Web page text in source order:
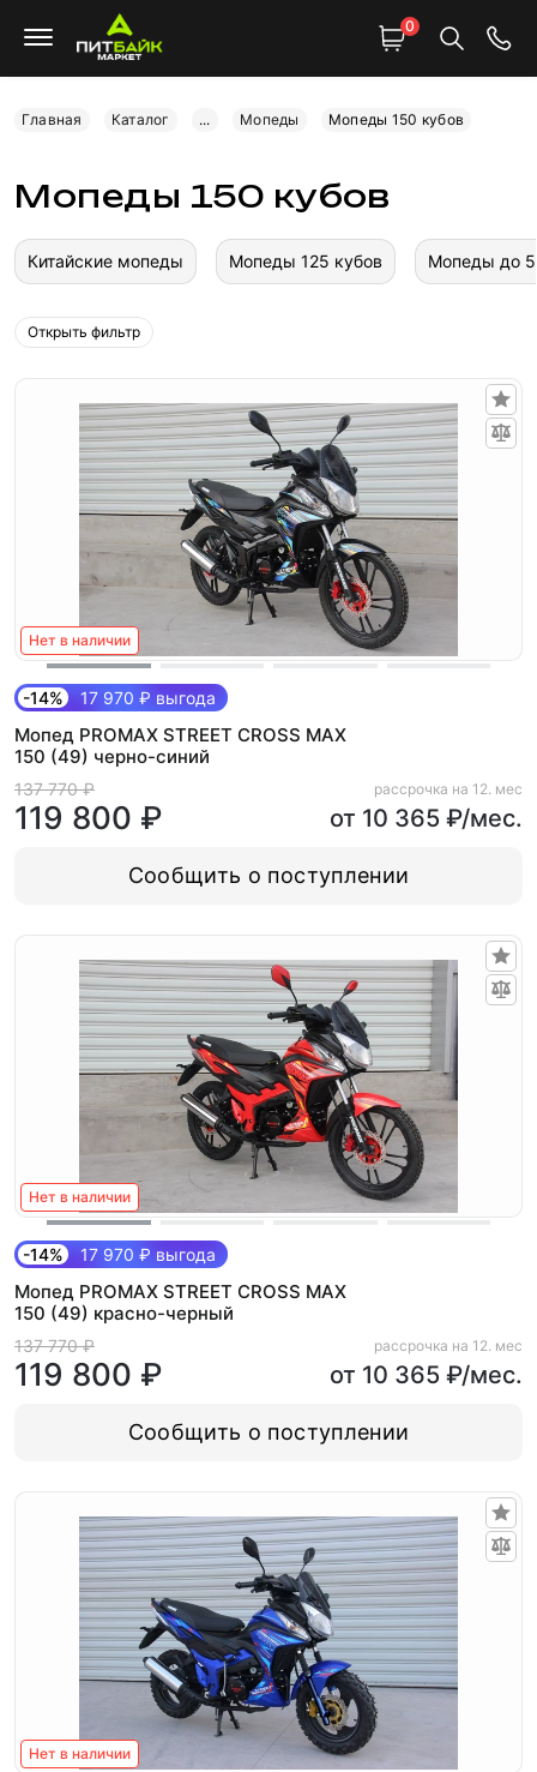
0
Главная Каталог ... Мопеды Мопеды 150 кубов
Мопеды 150 кубов
Китайские мопеды Мопеды 125 кубов Мопеды до
Открыть фильтр
Нет в наличии
-14% 17 970 ₽ выгода
Мопед PROMAX STREET CROSS MAX
150 (49) черно-синий
137 770 ₽
119 800 ₽
рассрочка на 12. мес
от 10 365 ₽/мес.
Сообщить о поступлении
Нет в наличии
-14% 17 970 ₽ выгода
Мопед PROMAX STREET CROSS MAX
150 (49) красно-черный
137 770 ₽
119 800 ₽
рассрочка на 12. мес
от 10 365 ₽/мес.
Сообщить о поступлении
Нет в наличии